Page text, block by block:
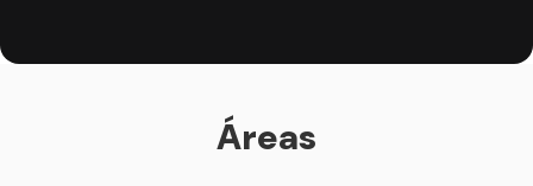
Áreas